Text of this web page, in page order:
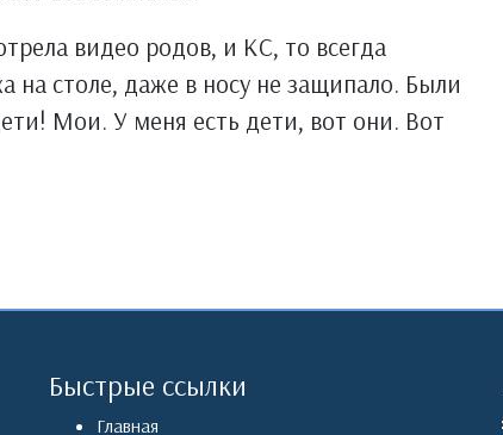
видео родов, и КС, то всегда
на столе, даже в носу не защипало. Были
Мои. У меня есть дети, вот они. Вот
Быстрые ссылки
Главная